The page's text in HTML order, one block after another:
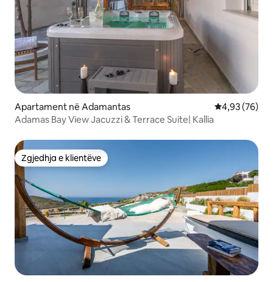
Apartament në Adamantas Vlerësimi
4,93 (76)
Adamas Bay View Jacuzzi & Terrace Suite| Kallia
Zgjedhja e klientëve
Zgjedhja e klientëve